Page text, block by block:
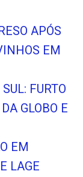
APÓS
EM
FURTO
GLOBO E
EM
LAGE